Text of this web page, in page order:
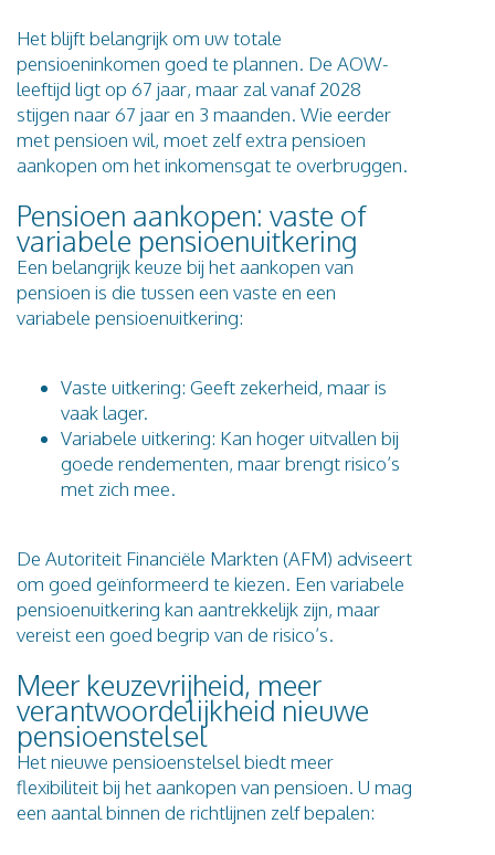
Het blijft belangrijk om uw totale
pensioeninkomen goed te plannen. De AOW-
leeftijd ligt op 67 jaar, maar zal vanaf 2028
stijgen naar 67 jaar en 3 maanden. Wie eerder
met pensioen wil, moet zelf extra pensioen
aankopen om het inkomensgat te overbruggen.
Pensioen aankopen: vaste of
variabele pensioenuitkering
Een belangrijk keuze bij het aankopen van
pensioen is die tussen een vaste en een
variabele pensioenuitkering:
Vaste uitkering: Geeft zekerheid, maar is
vaak lager.
Variabele uitkering: Kan hoger uitvallen bij
goede rendementen, maar brengt risico’s
met zich mee.
De Autoriteit Financiële Markten (AFM) adviseert
om goed geïnformeerd te kiezen. Een variabele
pensioenuitkering kan aantrekkelijk zijn, maar
vereist een goed begrip van de risico’s.
Meer keuzevrijheid, meer
verantwoordelijkheid nieuwe
pensioenstelsel
Het nieuwe pensioenstelsel biedt meer
flexibiliteit bij het aankopen van pensioen. U mag
een aantal binnen de richtlijnen zelf bepalen: